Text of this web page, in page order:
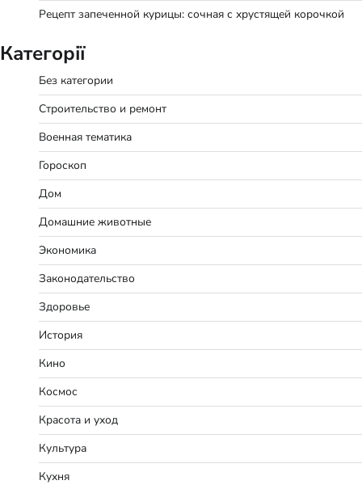
Рецепт запеченной курицы: сочная с хрустящей корочкой
Категорії
Без категории
Строительство и ремонт
Военная тематика
Гороскоп
Дом
Домашние животные
Экономика
Законодательство
Здоровье
История
Кино
Космос
Красота и уход
Культура
Кухня